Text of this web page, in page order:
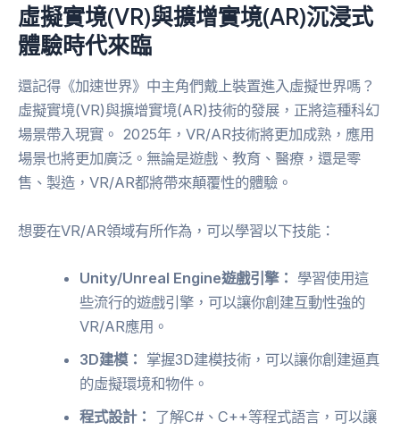
虛擬實境(VR)與擴增實境(AR)沉浸式
體驗時代來臨
還記得《加速世界》中主角們戴上裝置進入虛擬世界嗎？
虛擬實境(VR)與擴增實境(AR)技術的發展，正將這種科幻
場景帶入現實。 2025年，VR/AR技術將更加成熟，應用
場景也將更加廣泛。無論是遊戲、教育、醫療，還是零
售、製造，VR/AR都將帶來顛覆性的體驗。
想要在VR/AR領域有所作為，可以學習以下技能：
Unity/Unreal Engine遊戲引擎： 學習使用這
些流行的遊戲引擎，可以讓你創建互動性強的
VR/AR應用。
3D建模： 掌握3D建模技術，可以讓你創建逼真
的虛擬環境和物件。
程式設計： 了解C#、C++等程式語言，可以讓